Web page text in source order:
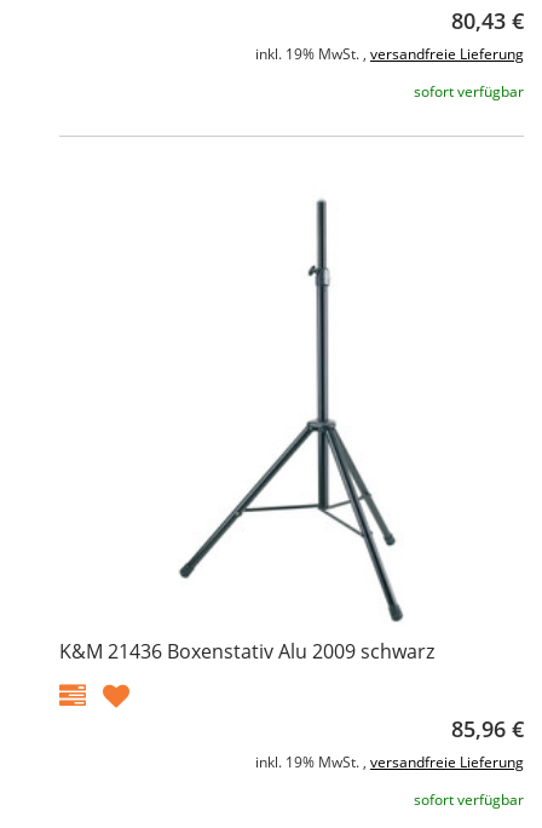
80,43 €
inkl. 19% MwSt. , versandfreie Lieferung
sofort verfügbar
K&M 21436 Boxenstativ Alu 2009 schwarz
85,96 €
inkl. 19% MwSt. , versandfreie Lieferung
sofort verfügbar